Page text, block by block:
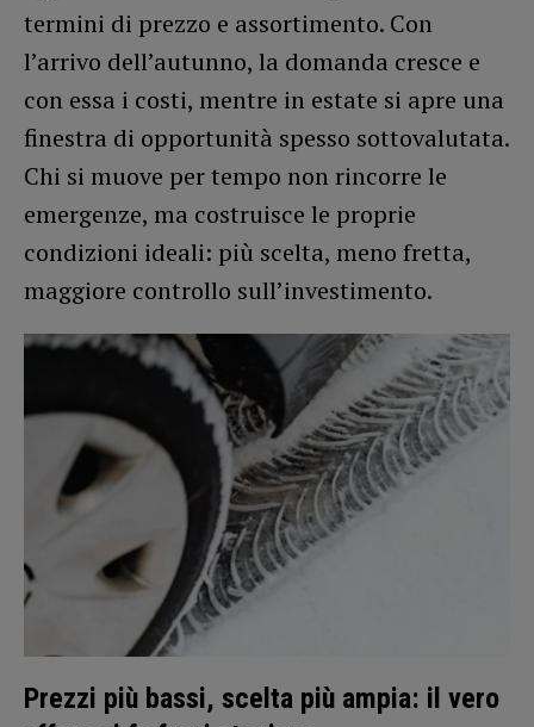
termini di prezzo e assortimento. Con
l’arrivo dell’autunno, la domanda cresce e
con essa i costi, mentre in estate si apre una
finestra di opportunità spesso sottovalutata.
Chi si muove per tempo non rincorre le
emergenze, ma costruisce le proprie
condizioni ideali: più scelta, meno fretta,
maggiore controllo sull’investimento.
Prezzi più bassi, scelta più ampia: il vero